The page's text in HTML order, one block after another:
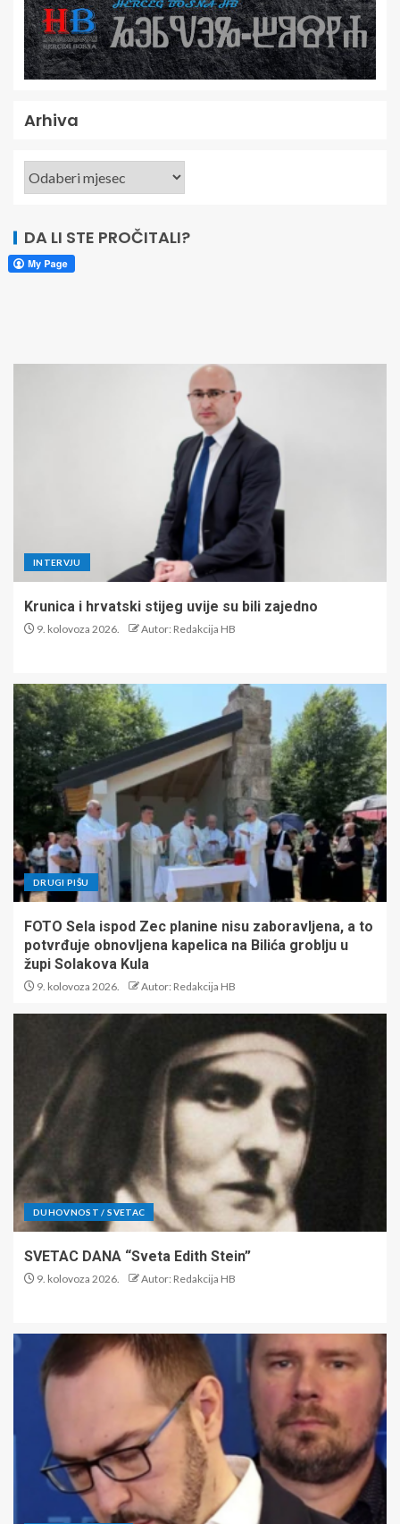
Arhiva
DA LI STE PROČITALI?
INTERVJU
Krunica i hrvatski stijeg uvije su bili zajedno
9. kolovoza 2026. Autor: Redakcija HB
DRUGI PIŠU
FOTO Sela ispod Zec planine nisu zaboravljena, a to
potvrđuje obnovljena kapelica na Bilića groblju u
župi Solakova Kula
9. kolovoza 2026. Autor: Redakcija HB
DUHOVNOST / SVETAC
SVETAC DANA “Sveta Edith Stein”
9. kolovoza 2026. Autor: Redakcija HB